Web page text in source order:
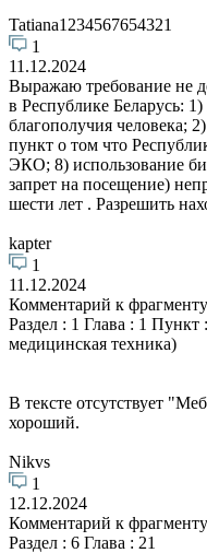
Tatiana1234567654321
1
11.12.2024
Выражаю требование не
в Республике Беларусь:
благополучия человека;
пункт о том что
ЭКО; 8) использование
запрет на посещение)
шести лет . Разрешить
kapter
1
11.12.2024
Комментарий к
Раздел : 1 Глава : 1
медицинская техника)
В тексте отсутствует
хороший.
Nikvs
1
12.12.2024
Комментарий к
Раздел : 6 Глава : 21